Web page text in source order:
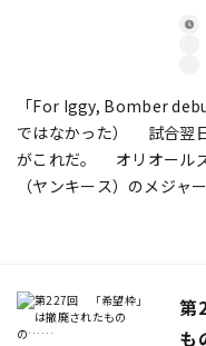
「For Iggy, Bomber
ではなかった） 試合翌
がこれだ。 オリオール
（ヤンキース）のメジャ
第